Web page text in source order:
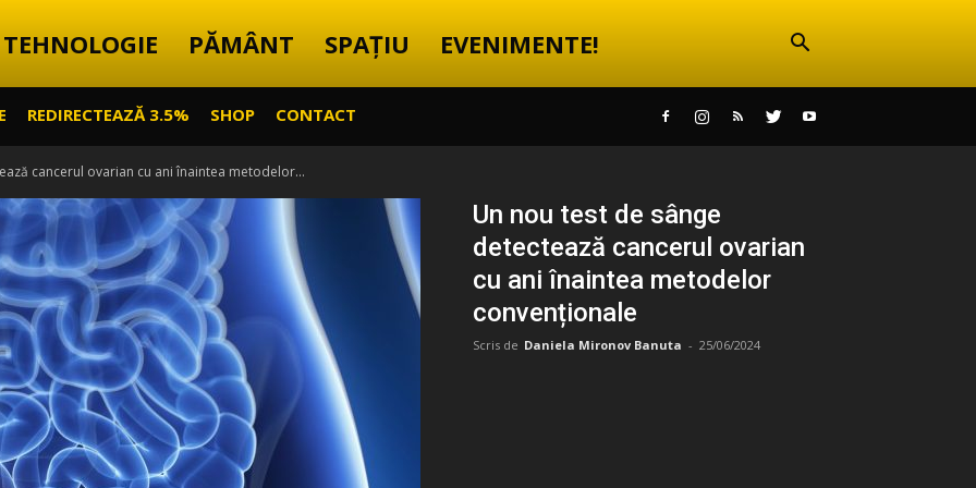
TEHNOLOGIE PĂMÂNT SPAȚIU EVENIMENTE!
REDIRECTEAZĂ 3.5% SHOP CONTACT
cancerul ovarian cu ani înaintea metodelor...
Un nou test de sânge
detectează cancerul ovarian
cu ani înaintea metodelor
convenționale
Scris de Daniela Mironov Banuta - 25/06/2024